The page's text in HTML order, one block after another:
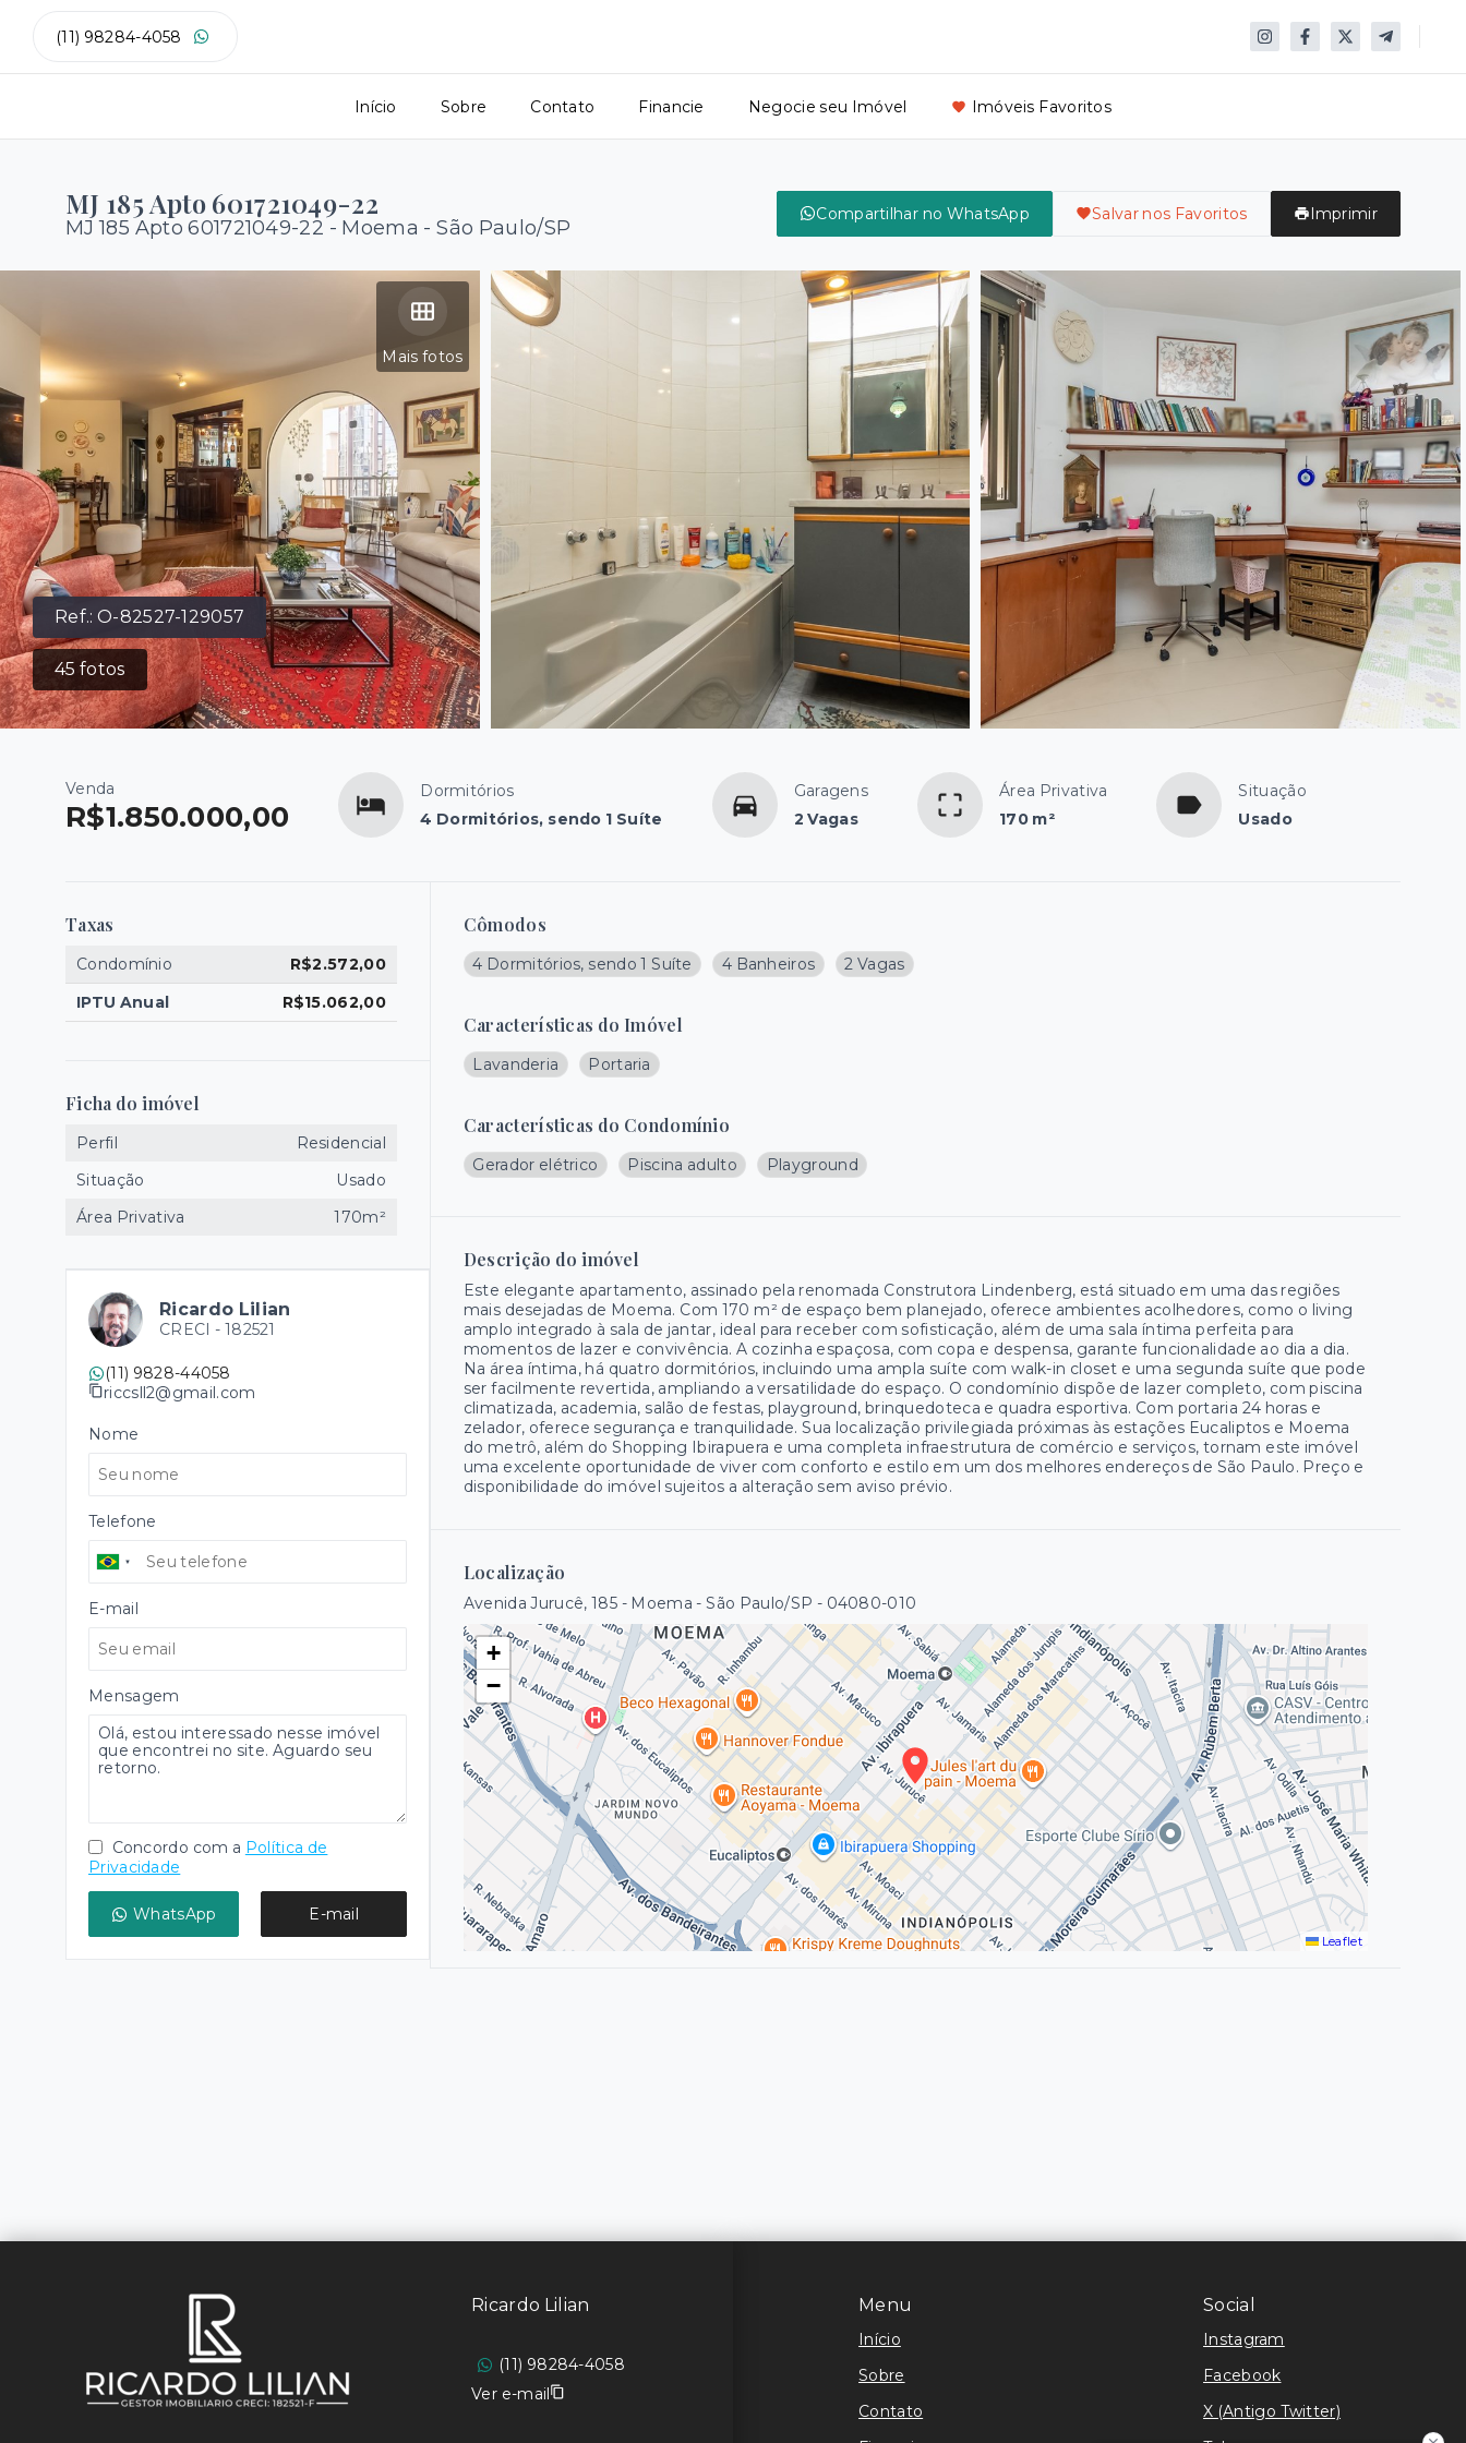
(11) 98284-4058
Início Sobre Contato Financie Negocie seu Imóvel Imóveis Favoritos
MJ 185 Apto 601721049-22
MJ 185 Apto 601721049-22 - Moema - São Paulo/SP
Compartilhar no WhatsApp Salvar nos Favoritos Imprimir
Ref.:O-82527-129057
45 fotos
Mais fotos
Venda
R$1.850.000,00
Dormitórios
4 Dormitórios, sendo 1 Suíte
Garagens
2 Vagas
Área Privativa
170 m²
Situação
Usado
Cômodos
4 Dormitórios, sendo 1 Suíte 4 Banheiros 2 Vagas
Características do Imóvel
Lavanderia Portaria
Características do Condomínio
Gerador elétrico Piscina adulto Playground
Descrição do imóvel
Este elegante apartamento, assinado pela renomada Construtora Lindenberg, está situado em uma das regiões
mais desejadas de Moema. Com 170 m² de espaço bem planejado, oferece ambientes acolhedores, como o living
amplo integrado à sala de jantar, ideal para receber com sofisticação, além de uma sala íntima perfeita para
momentos de lazer e convivência. A cozinha espaçosa, com copa e despensa, garante funcionalidade ao dia a dia.
Na área íntima, há quatro dormitórios, incluindo uma ampla suíte com walk-in closet e uma segunda suíte que pode
ser facilmente revertida, ampliando a versatilidade do espaço. O condomínio dispõe de lazer completo, com piscina
climatizada, academia, salão de festas, playground, brinquedoteca e quadra esportiva. Com portaria 24 horas e
zelador, oferece segurança e tranquilidade. Sua localização privilegiada próximas às estações Eucaliptos e Moema
do metrô, além do Shopping Ibirapuera e uma completa infraestrutura de comércio e serviços, tornam este imóvel
uma excelente oportunidade de viver com conforto e estilo em um dos melhores endereços de São Paulo. Preço e
disponibilidade do imóvel sujeitos a alteração sem aviso prévio.
Localização
Avenida Jurucê, 185 - Moema - São Paulo/SP - 04080-010
+
−
Leaflet
Taxas
Condomínio
R$2.572,00
IPTU Anual
R$15.062,00
Ficha do imóvel
Perfil
Residencial
Situação
Usado
Área Privativa
170m²
Ricardo Lilian
CRECI - 182521
(11) 9828-44058
riccsll2@gmail.com
Nome
Telefone
E-mail
Mensagem
Concordo com a Política de
Privacidade
WhatsApp E-mail
Menu
Início
Sobre
Contato
Social
Instagram
Facebook
X (Antigo Twitter)
Ricardo Lilian
(11) 98284-4058
Ver e-mail